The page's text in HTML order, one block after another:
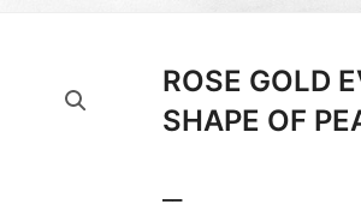
ROSE GOLD
SHAPE OF